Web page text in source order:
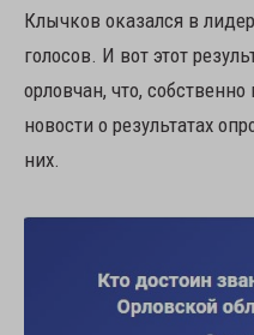
Клычков оказался в
голосов. И вот этот
орловчан, что,
новости о результатах
них.